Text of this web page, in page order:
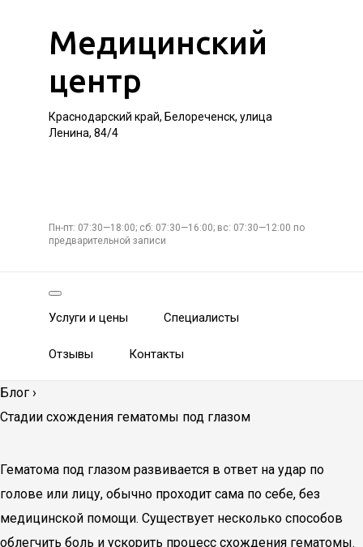
Медицинский
центр
Краснодарский край, Белореченск, улица
Ленина, 84/4
Пн-пт: 07:30—18:00; сб: 07:30—16:00; вс: 07:30—12:00 по
предварительной записи
Услуги и цены Специалисты
Отзывы Контакты
Блог ›
Стадии схождения гематомы под глазом
Гематома под глазом развивается в ответ на удар по
голове или лицу, обычно проходит сама по себе, без
медицинской помощи. Существует несколько способов
облегчить боль и ускорить процесс схождения гематомы.